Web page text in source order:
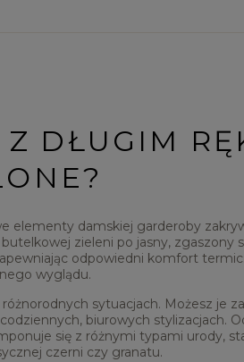
DŁUGIM
elementy damskiej garderoby
zieleni po jasny, zgaszony
odpowiedni komfort
wyglądu.
sytuacjach. Możesz je
biurowych stylizacjach.
się z różnymi typami urody,
czerni czy granatu.